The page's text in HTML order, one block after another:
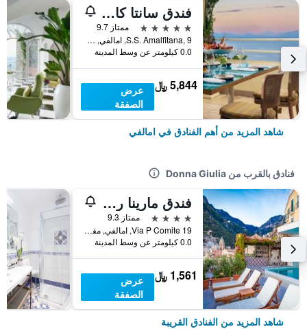
فندق سانتا كاتارينا
5 نجوم
ممتاز 9.7
S.S. Amalfitana, 9, امالفي, مقاطعة ساليرنو, إيطاليا
0.0 كيلومتر عن وسط المدينة
5,844 ﷼
عرض
الصفقة
شاهد المزيد من أهم الفنادق في امالفي
فنادق بالقرب من Donna Giulia
فندق مارينا ريفييرا
4 نجوم
ممتاز 9.3
Via P Comite 19, امالفي, مقاطعة ساليرنو, إيطاليا
0.0 كيلومتر عن وسط المدينة
1,561 ﷼
عرض
الصفقة
شاهد المزيد من الفنادق القريبة